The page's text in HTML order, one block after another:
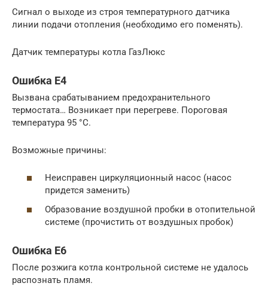
Сигнал о выходе из строя температурного датчика
линии подачи отопления (необходимо его поменять).
Датчик температуры котла ГазЛюкс
Ошибка Е4
Вызвана срабатыванием предохранительного
термостата… Возникает при перегреве. Пороговая
температура 95 °С.
Возможные причины:
Неисправен циркуляционный насос (насос
придется заменить)
Образование воздушной пробки в отопительной
системе (прочистить от воздушных пробок)
Ошибка Е6
После розжига котла контрольной системе не удалось
распознать пламя.